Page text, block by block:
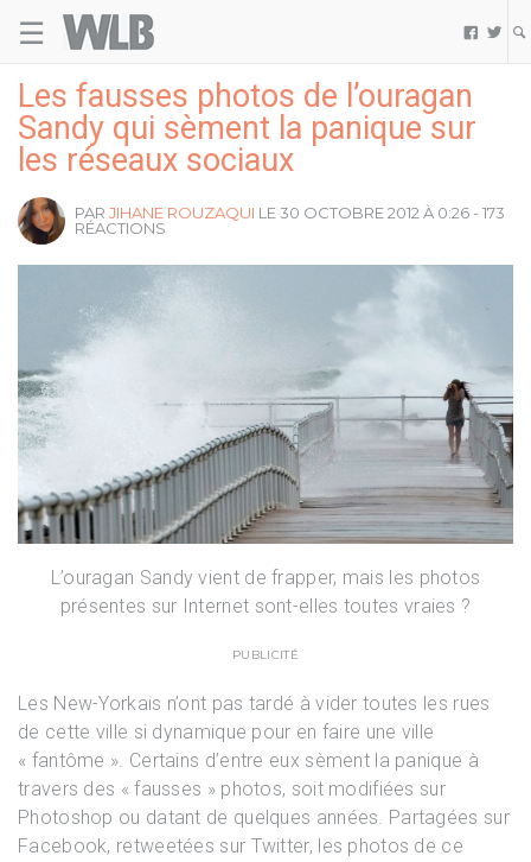
☰  
Les fausses photos de l’ouragan
Sandy qui sèment la panique sur
les réseaux sociaux
PAR JIHANE ROUZAQUI LE 30 OCTOBRE 2012 À 0:26 - 173
RÉACTIONS
L’ouragan Sandy vient de frapper, mais les photos
présentes sur Internet sont-elles toutes vraies ?
PUBLICITÉ
Les New-Yorkais n’ont pas tardé à vider toutes les rues
de cette ville si dynamique pour en faire une ville
« fantôme ». Certains d’entre eux sèment la panique à
travers des « fausses » photos, soit modifiées sur
Photoshop ou datant de quelques années. Partagées sur
Facebook, retweetées sur Twitter, les photos de ce